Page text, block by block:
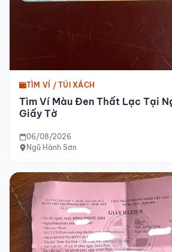
TÌM VÍ / TÚI XÁCH
Tìm Ví Màu Đen Thất Lạc Tại
Giấy Tờ
06/08/2026
Ngũ Hành Sơn